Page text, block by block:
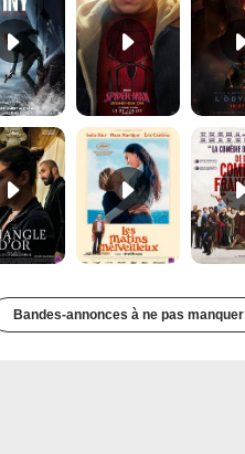
Le Triangle d'or Bande-annonce VF
Bandes-annonces à ne pas manquer